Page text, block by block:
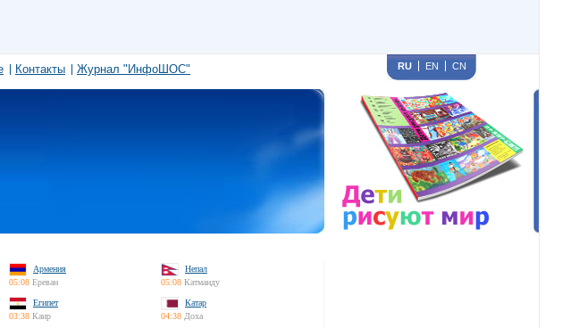
Контакты Журнал "ИнфоШОС" RU EN CN
Армения
05:08 Ереван
Непал
05:08 Катманду
Египет
03:38 Каир
Катар
04:38 Доха